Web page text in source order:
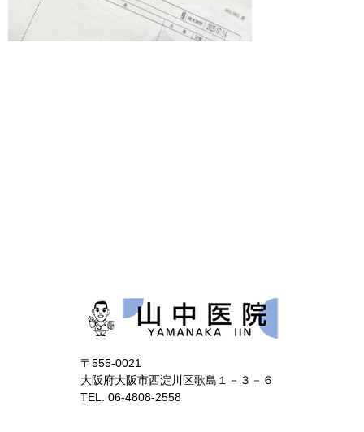
〒555-0021
大阪府大阪市西淀川区歌島１－３－６
TEL. 06-4808-2558